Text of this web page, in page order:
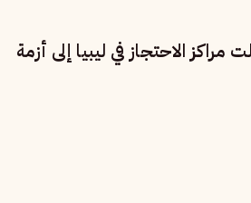
الاحتجاز في ليبيا إلى أزمة